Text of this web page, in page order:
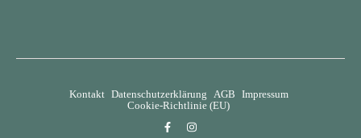
Kontakt Datenschutzerklärung AGB Impressum
Cookie-Richtlinie (EU)